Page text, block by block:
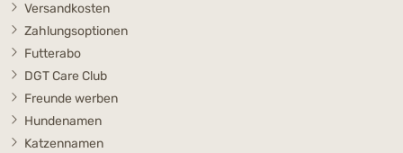
Versandkosten
Zahlungsoptionen
Futterabo
DGT Care Club
Freunde werben
Hundenamen
Katzennamen